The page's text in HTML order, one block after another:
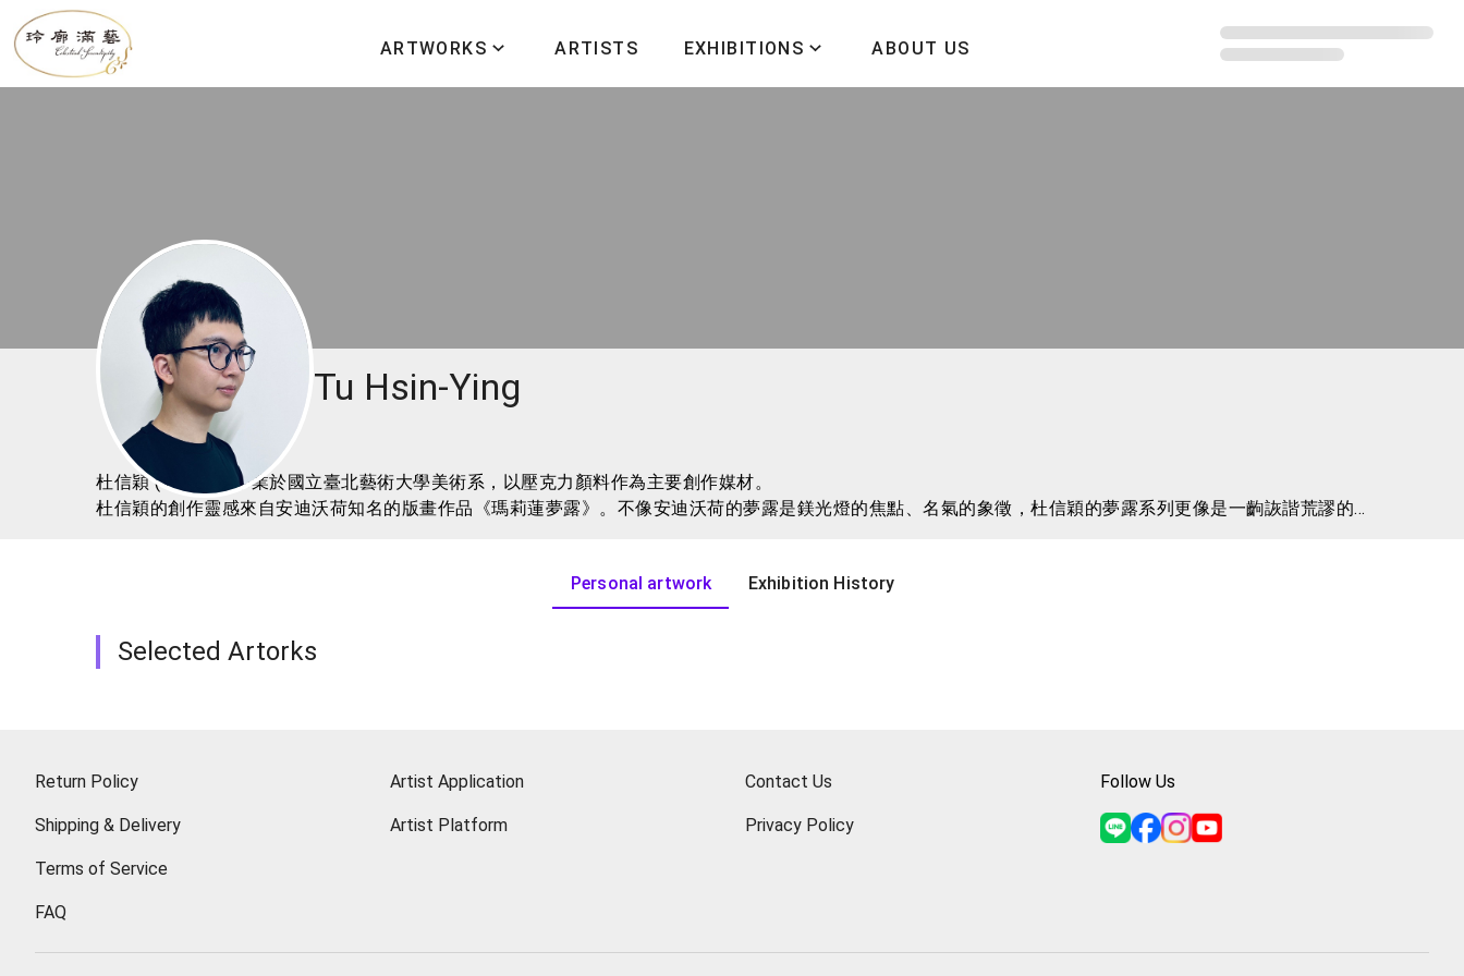
ARTWORKS ARTISTS EXHIBITIONS ABOUT US
Tu Hsin-Ying
杜信穎 (1995-)，畢業於國立臺北藝術大學美術系，以壓克力顏料作為主要創作媒材。
杜信穎的創作靈感來自安迪沃荷知名的版畫作品《瑪莉蓮夢露》。不像安迪沃荷的夢露是鎂光燈的焦點、名氣的象徵，杜信穎的夢露系列更像是一齣詼諧荒謬的
Personal artwork Exhibition History
Selected Artorks
Return Policy
Shipping & Delivery
Terms of Service
FAQ
Artist Application
Artist Platform
Contact Us
Privacy Policy
Follow Us